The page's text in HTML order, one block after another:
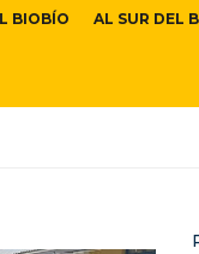
BIOBÍO AL SUR DEL